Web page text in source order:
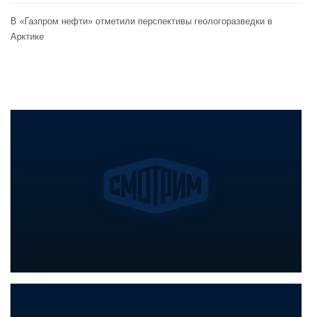
В «Газпром нефти» отметили перспективы геологоразведки в
Арктике